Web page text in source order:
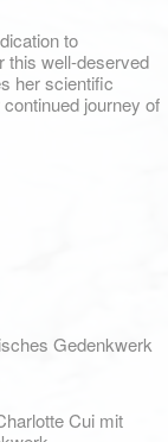
to
this well-deserved
her scientific
journey of
Gedenkwerk
Cui mit